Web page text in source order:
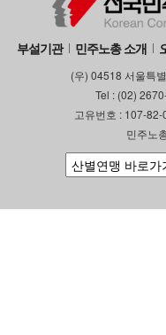
부설기관 민주노총 소개
(우) 04518 서울특
Tel : (02)
고유번호 : 107-
민주노